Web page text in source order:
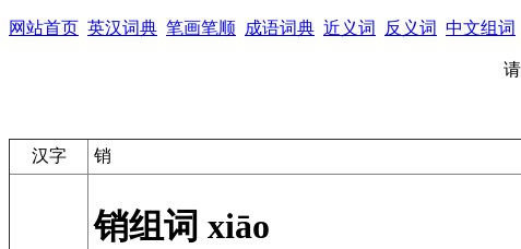
网站首页 英汉词典 笔画笔顺 成语词典 近义词 反义词 中文组词
汉字 销
销组词 xiāo